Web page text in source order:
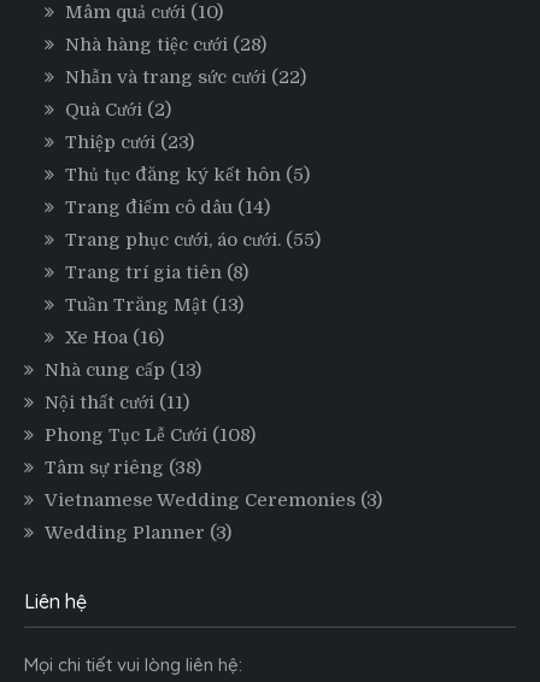
Mâm quả cưới (10)
Nhà hàng tiệc cưới (28)
Nhẫn và trang sức cưới (22)
Quà Cưới (2)
Thiệp cưới (23)
Thủ tục đăng ký kết hôn (5)
Trang điểm cô dâu (14)
Trang phục cưới, áo cưới. (55)
Trang trí gia tiên (8)
Tuần Trăng Mật (13)
Xe Hoa (16)
Nhà cung cấp (13)
Nội thất cưới (11)
Phong Tục Lễ Cưới (108)
Tâm sự riêng (38)
Vietnamese Wedding Ceremonies (3)
Wedding Planner (3)
Liên hệ
Mọi chi tiết vui lòng liên hệ: